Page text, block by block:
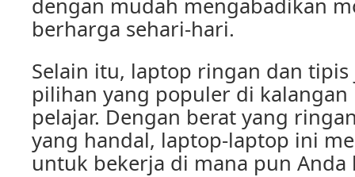
dengan mudah mengabadikan
berharga sehari-hari.
Selain itu, laptop ringan dan
pilihan yang populer di kalangan
pelajar. Dengan berat yang
yang handal, laptop-laptop ini
untuk bekerja di mana pun Anda